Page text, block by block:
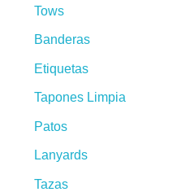
Tows
Banderas
Etiquetas
Tapones Limpia
Patos
Lanyards
Tazas